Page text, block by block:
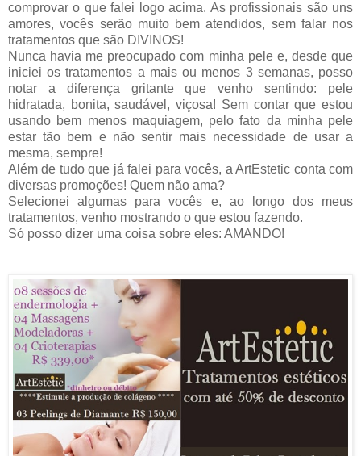
comprovar o que falei logo acima. As profissionais são uns
amores, vocês serão muito bem atendidos, sem falar nos
tratamentos que são DIVINOS!
Nunca havia me preocupado com minha pele e, desde que
iniciei os tratamentos a mais ou menos 3 semanas, posso
notar a diferença gritante que venho sentindo: pele
hidratada, bonita, saudável, viçosa! Sem contar que estou
usando bem menos maquiagem, pelo fato da minha pele
estar tão bem e não sentir mais necessidade de usar a
mesma, sempre!
Além de tudo que já falei para vocês, a ArtEstetic conta com
diversas promoções! Quem não ama?
Selecionei algumas para vocês e, ao longo dos meus
tratamentos, venho mostrando o que estou fazendo.
Só posso dizer uma coisa sobre eles: AMANDO!